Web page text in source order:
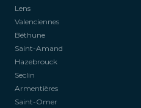
Lens
Valenciennes
Béthune
Saint-Amand
Hazebrouck
Seclin
Armentières
Saint-Omer